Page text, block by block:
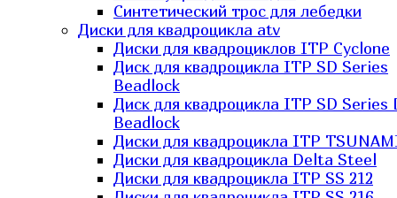
Синтетический трос для лебедки
Диски для квадроцикла atv
Диски для квадроциклов ITP Cyclone
Диск для квадроцикла ITP SD Series
Beadlock
Диск для квадроцикла ITP SD Series
Beadlock
Диски для квадроцикла ITP
Диски для квадроцикла Delta Steel
Диски для квадроцикла ITP SS 212